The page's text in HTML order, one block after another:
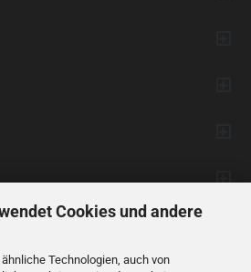
Cookies und andere
Technologien, auch von